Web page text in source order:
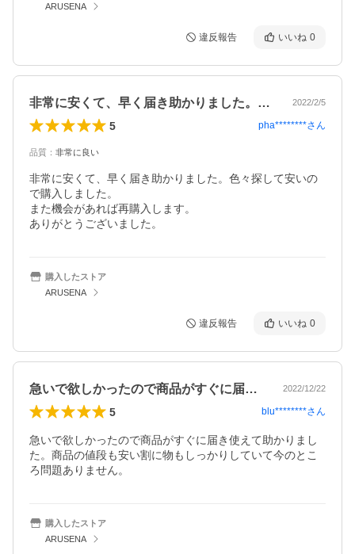
ARUSENA
違反報告 いいね 0
非常に安くて、早く届き助かりました。色… 2022/2/5
5 pha********さん
品質 ： 非常に良い
非常に安くて、早く届き助かりました。色々探して安いの
で購入しました。
また機会があれば再購入します。
ありがとうございました。
購入したストア
ARUSENA
違反報告 いいね 0
急いで欲しかったので商品がすぐに届き使… 2022/12/22
5 blu********さん
急いで欲しかったので商品がすぐに届き使えて助かりまし
た。商品の値段も安い割に物もしっかりしていて今のとこ
購入したストア
ARUSENA